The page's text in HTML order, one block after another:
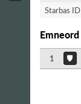
Starbas ID
Emneord
1